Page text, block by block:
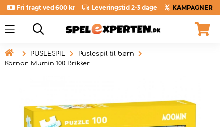
Fri fragt ved 600 kr Leveringstid 2-3 dage KAMPAGNER
 PUSLESPIL
Puslespil til børn
Kärnan Mumin 100 Brikker